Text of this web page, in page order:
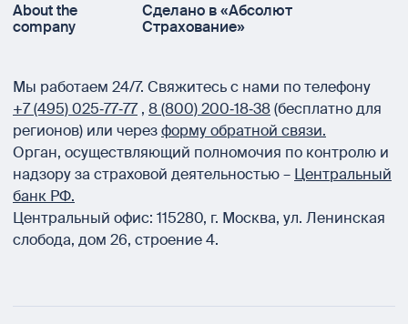
About the
company
Сделано в «Абсолют
Страхование»
Мы работаем 24/7. Свяжитесь с нами по телефону
+7 (495) 025‑77‑77 , 8 (800) 200‑18‑38(бесплатно для
регионов) или черезформу обратной связи.
Орган, осуществляющий полномочия по контролю и
надзору за страховой деятельностью – Центральный
банк РФ.
Центральный офис: 115280, г. Москва, ул. Ленинская
слобода, дом 26, строение 4.